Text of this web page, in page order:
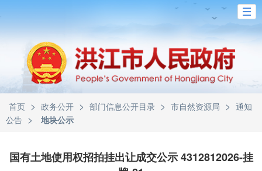
首页 > 政务公开 > 部门信息公开目录 > 市自然资源局 > 通知
公告 > 地块公示
国有土地使用权招拍挂出让成交公示 4312812026-挂